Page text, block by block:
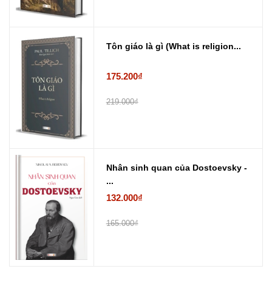
Tôn giáo là gì (What is religion...
175.200₫
219.000₫
Nhân sinh quan của Dostoevsky -
...
132.000₫
165.000₫